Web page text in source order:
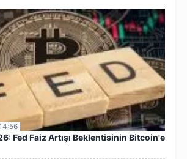
Fed Faiz Artışı Beklentisinin Bitcoin'e